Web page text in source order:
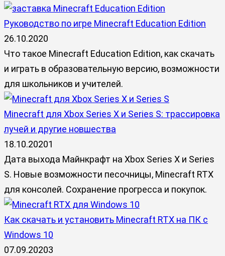
Руководство по игре Minecraft Education Edition
26.10.2020
Что такое Minecraft Education Edition, как скачать
и играть в образовательную версию, возможности
для школьников и учителей.
Minecraft для Xbox Series X и Series S: трассировка
лучей и другие новшества
18.10.20201
Дата выхода Майнкрафт на Xbox Series X и Series
S. Новые возможности песочницы, Minecraft RTX
для консолей. Сохранение прогресса и покупок.
Как скачать и установить Minecraft RTX на ПК с
Windows 10
07.09.20203